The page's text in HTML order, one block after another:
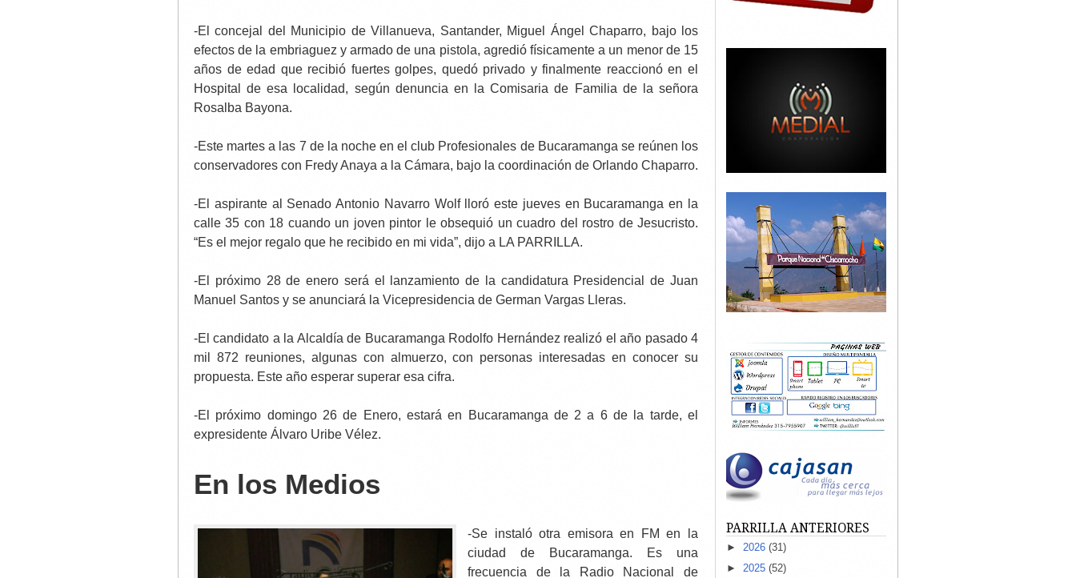
-El concejal del Municipio de Villanueva, Santander, Miguel Ángel Chaparro, bajo los
efectos de la embriaguez y armado de una pistola, agredió físicamente a un menor de 15
años de edad que recibió fuertes golpes, quedó privado y finalmente reaccionó en el
Hospital de esa localidad, según denuncia en la Comisaria de Familia de la señora
Rosalba Bayona.
-Este martes a las 7 de la noche en el club Profesionales de Bucaramanga se reúnen los
conservadores con Fredy Anaya a la Cámara, bajo la coordinación de Orlando Chaparro.
-El aspirante al Senado Antonio Navarro Wolf lloró este jueves en Bucaramanga en la
calle 35 con 18 cuando un joven pintor le obsequió un cuadro del rostro de Jesucristo.
“Es el mejor regalo que he recibido en mi vida”, dijo a LA PARRILLA.
-El próximo 28 de enero será el lanzamiento de la candidatura Presidencial de Juan
Manuel Santos y se anunciará la Vicepresidencia de German Vargas Lleras.
-El candidato a la Alcaldía de Bucaramanga Rodolfo Hernández realizó el año pasado 4
mil 872 reuniones, algunas con almuerzo, con personas interesadas en conocer su
propuesta. Este año esperar superar esa cifra.
-El próximo domingo 26 de Enero, estará en Bucaramanga de 2 a 6 de la tarde, el
expresidente Álvaro Uribe Vélez.
En los Medios
-Se instaló otra emisora en FM en la
ciudad de Bucaramanga. Es una
frecuencia de la Radio Nacional de
PARRILLA ANTERIORES
► 2026 (31)
► 2025 (52)